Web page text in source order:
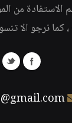
الاستفادة من
كما نرجو الا